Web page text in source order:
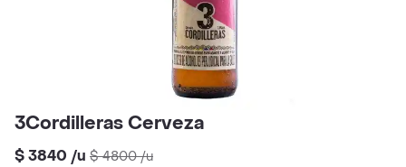
3Cordilleras Cerveza
$ 3840 /u $ 4800/u